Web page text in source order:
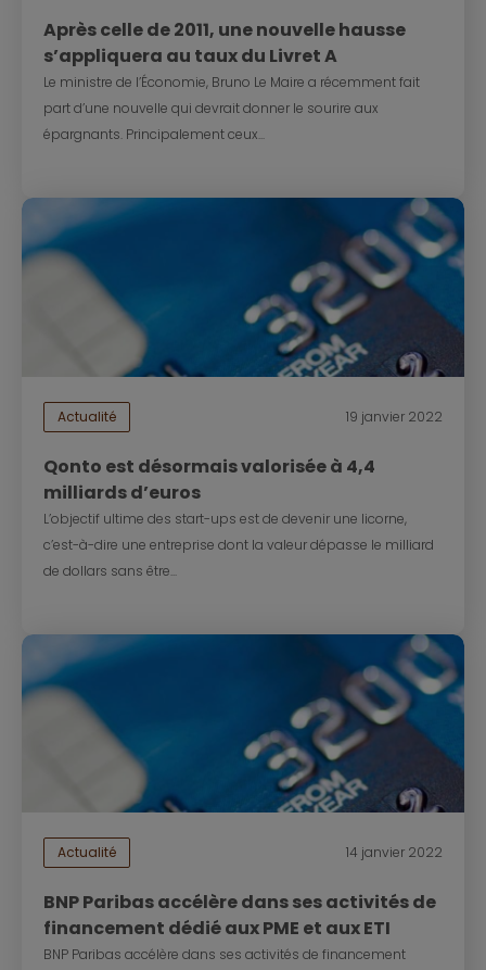
Après celle de 2011, une nouvelle hausse
s’appliquera au taux du Livret A
Le ministre de l’Économie, Bruno Le Maire a récemment fait
part d’une nouvelle qui devrait donner le sourire aux
épargnants. Principalement ceux...
Actualité 19 janvier 2022
Qonto est désormais valorisée à 4,4
milliards d’euros
L’objectif ultime des start-ups est de devenir une licorne,
c’est-à-dire une entreprise dont la valeur dépasse le milliard
de dollars sans être...
Actualité 14 janvier 2022
BNP Paribas accélère dans ses activités de
financement dédié aux PME et aux ETI
BNP Paribas accélère dans ses activités de financement